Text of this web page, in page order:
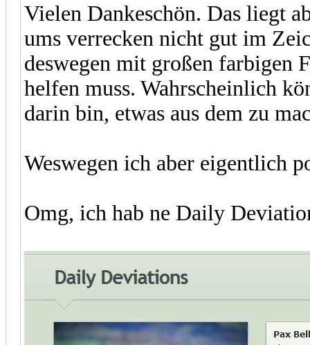
Vielen Dankeschön. Das liegt
ums verrecken nicht gut im
deswegen mit großen farbigen
helfen muss. Wahrscheinlich
darin bin, etwas aus dem zu
Weswegen ich aber eigentlich
Omg, ich hab ne Daily